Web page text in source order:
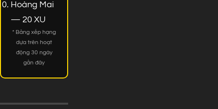
Hoàng Mai
— 20 XU
* Bảng xếp hạng
dựa trên hoạt
động 30 ngày
gần đây